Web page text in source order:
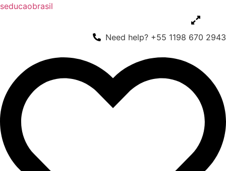
seducaobrasil
Need help? +55 1198 670 2943